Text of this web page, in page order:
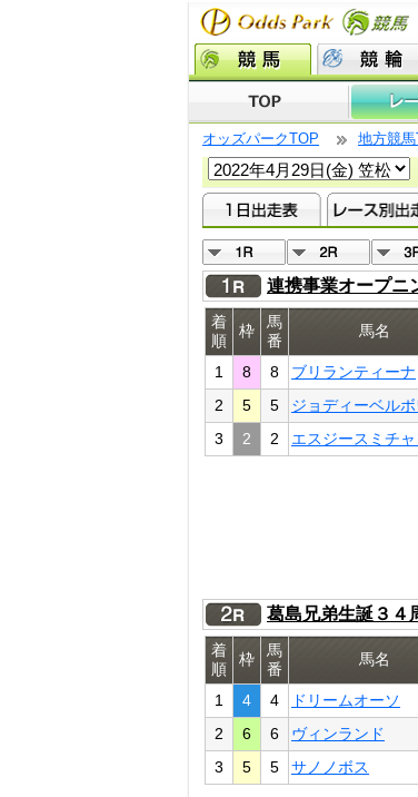
オッズパークTOP 地方競
連携事業オープニ
着
順
枠
馬
番
馬名
1
8 8 ブリランティーナ
2
5 5 ジョディーベルボ
3
2 2 エスジースミチャ
葛島兄弟生誕３４
着
順
枠
馬
番
馬名
1
4 4 ドリームオーソ
2
6 6 ヴィンランド
3
5 5 サノノボス